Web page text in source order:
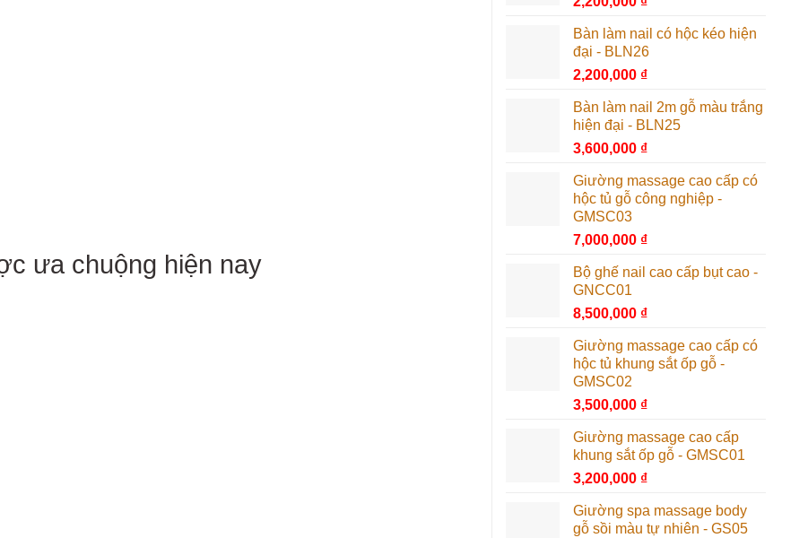
Bàn làm nail có hộc kéo hiện
đại - BLN26
2,200,000 ₫
Bàn làm nail 2m gỗ màu trắng
hiện đại - BLN25
3,600,000 ₫
Giường massage cao cấp có
hộc tủ gỗ công nghiệp -
GMSC03
7,000,000 ₫
Bộ ghế nail cao cấp bụt cao -
GNCC01
8,500,000 ₫
Giường massage cao cấp có
hộc tủ khung sắt ốp gỗ -
GMSC02
3,500,000 ₫
Giường massage cao cấp
khung sắt ốp gỗ - GMSC01
3,200,000 ₫
Giường spa massage body
gỗ sồi màu tự nhiên - GS05
ưa chuộng hiện nay